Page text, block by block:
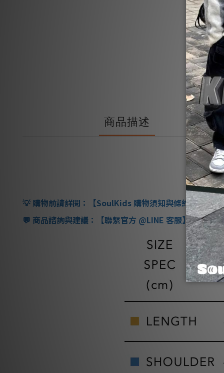
商品描述
💡 購物前請詳閱：【SoulKids 購物須知與條約】
💬 商品諮詢與建議：【聯繫官方 @LINE 客服】